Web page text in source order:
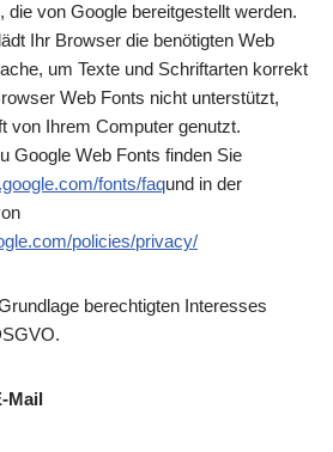
die von Google bereitgestellt werden.
Ihr Browser die benötigten Web
um Texte und Schriftarten korrekt
Web Fonts nicht unterstützt,
von Ihrem Computer genutzt.
Google Web Fonts finden Sie
fonts/faqund in der
policies/privacy/
berechtigten Interesses
Mail